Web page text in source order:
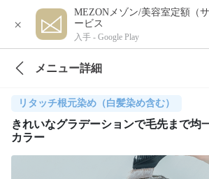
×
MEZONメゾン/美容室定額（
ービス
入手 - Google Play
メニュー詳細
リタッチ根元染め（白髪染め含む）
きれいなグラデーションで毛先まで均
カラー